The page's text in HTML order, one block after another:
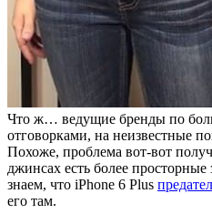
Что ж… ведущие бренды по
отговорками, на неизвестные
Похоже, проблема вот-вот
джинсах есть более
знаем, что iPhone 6 Plus
его там.